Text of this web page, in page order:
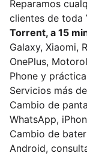
Reparamos
clientes de toda
Torrent, a 15
Galaxy, Xiaomi,
OnePlus,
Phone y
Servicios más
Cambio de
WhatsApp,
Cambio de
Android,